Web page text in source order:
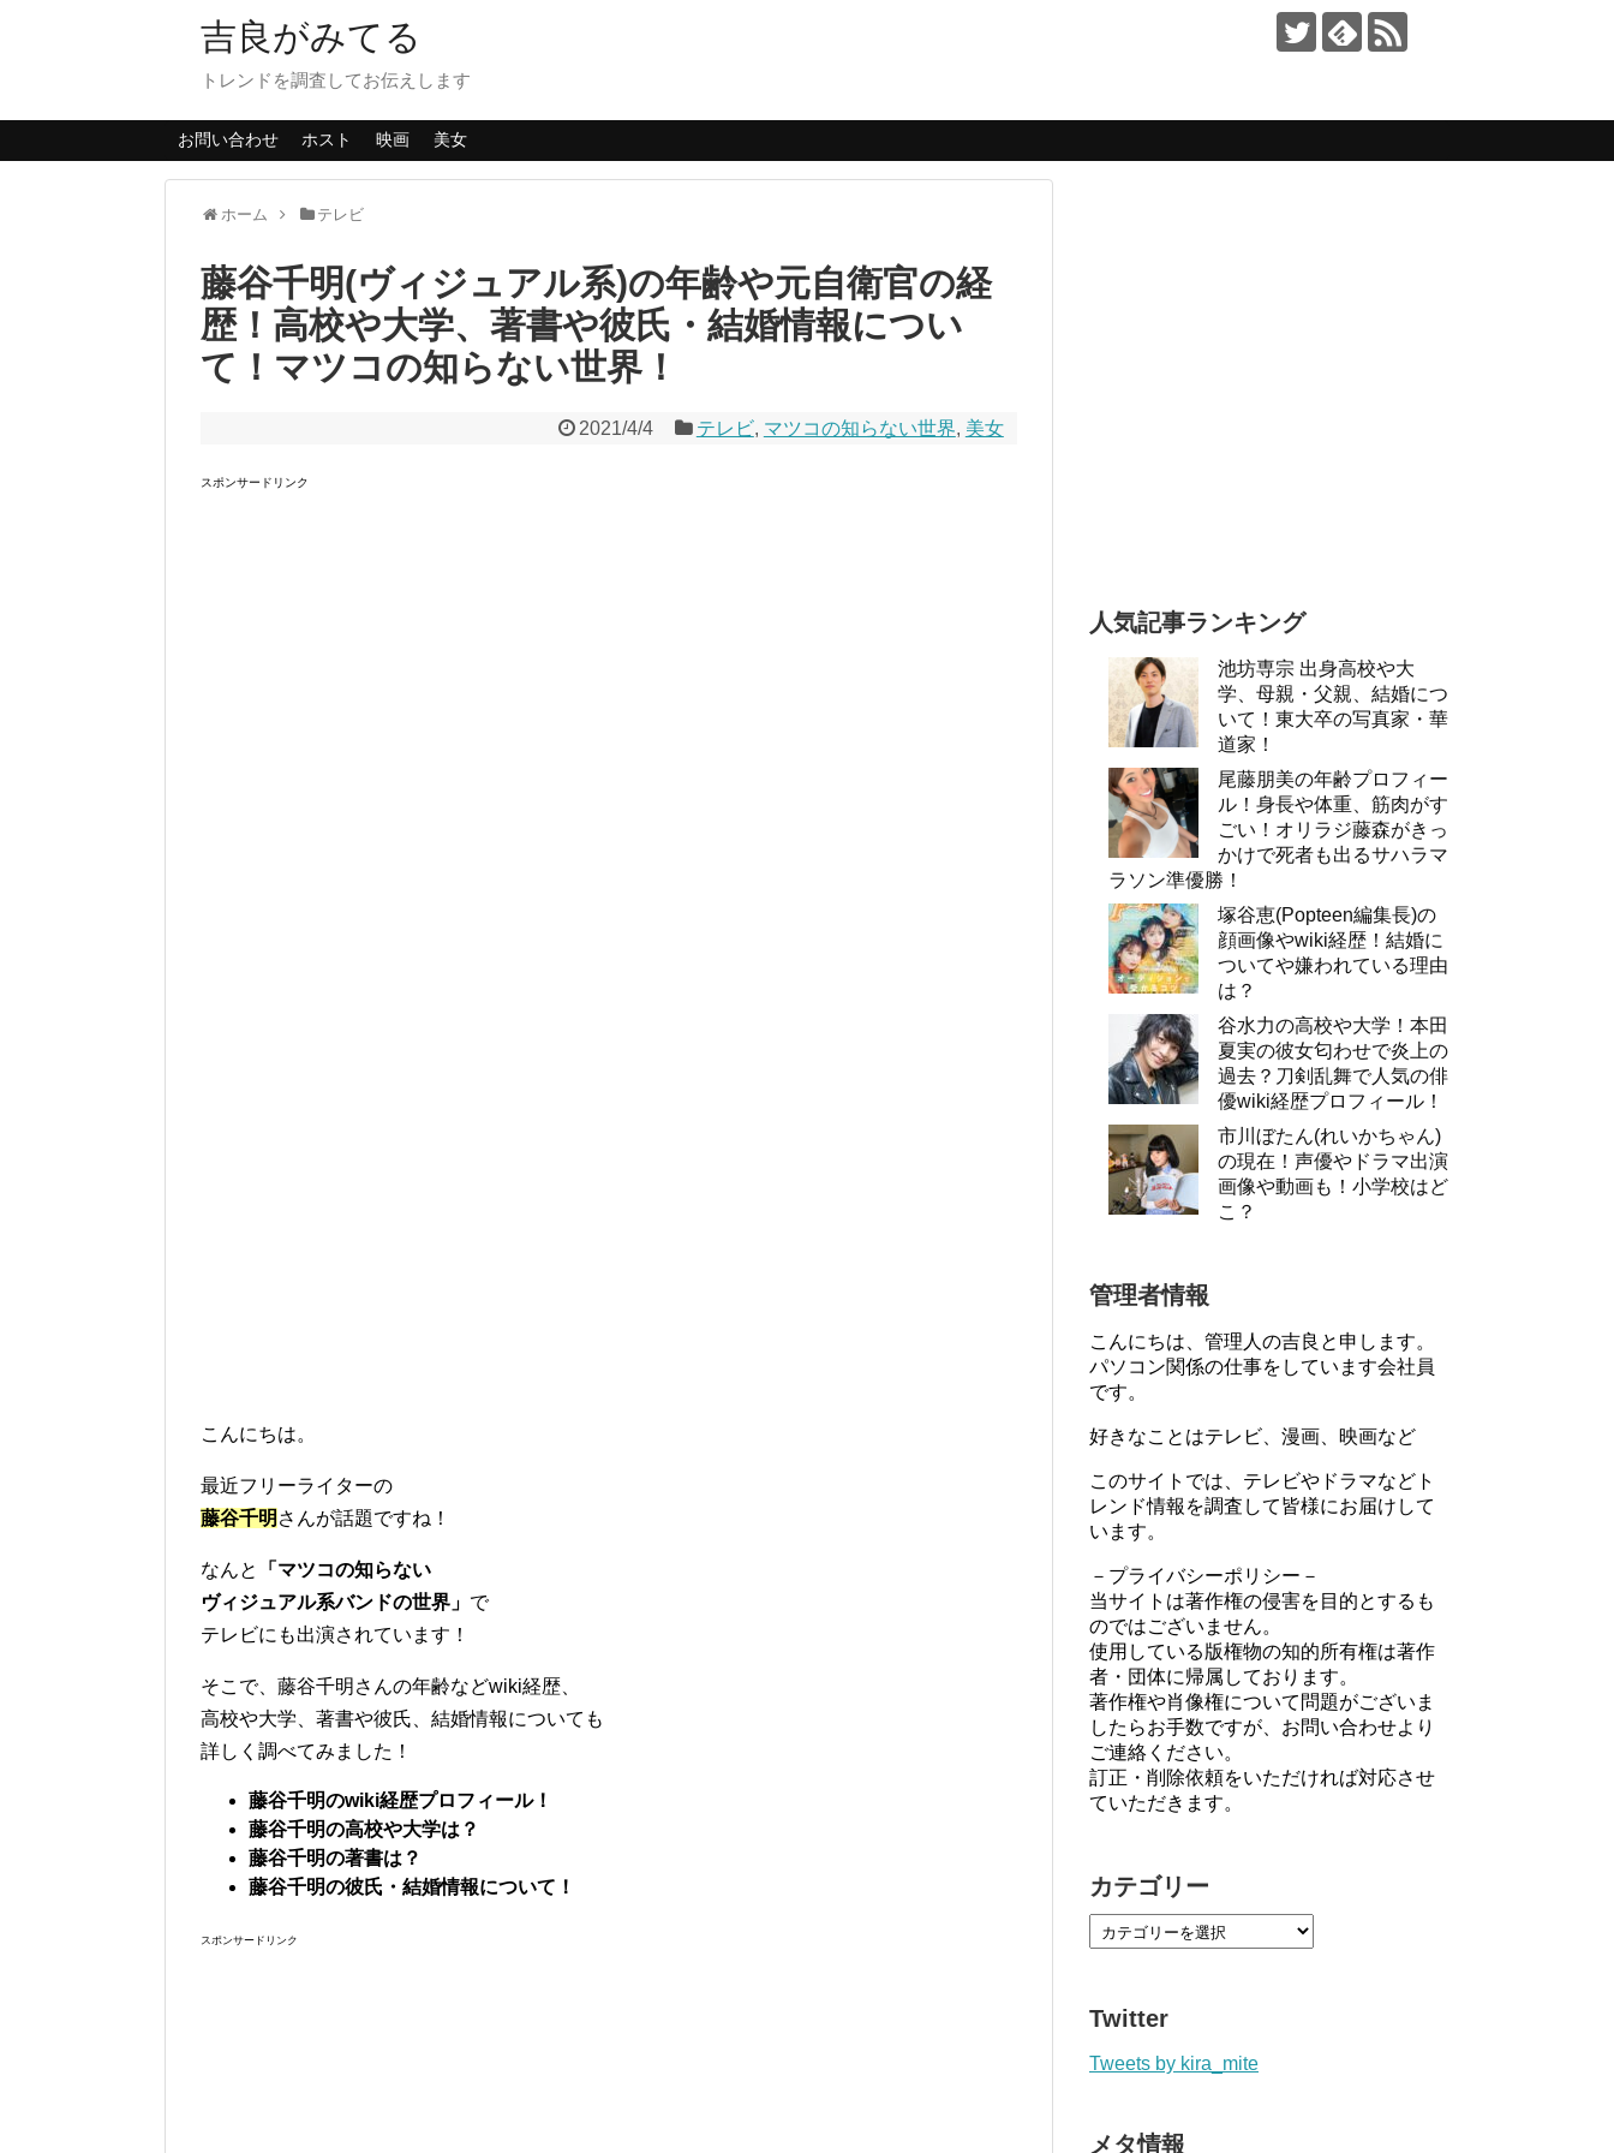
吉良がみてる
トレンドを調査してお伝えします
お問い合わせ ホスト 映画 美女
ホーム テレビ
藤谷千明(ヴィジュアル系)の年齢や元自衛官の経
歴！高校や大学、著書や彼氏・結婚情報につい
て！マツコの知らない世界！
2021/4/4 テレビ, マツコの知らない世界, 美女
スポンサードリンク
こんにちは。
最近フリーライターの
藤谷千明 さんが話題ですね！
なんと
「マツコの知らない
ヴィジュアル系バンドの世界」 で
テレビにも出演されています！
そこで、藤谷千明さんの年齢などwiki経歴、
高校や大学、著書や彼氏、結婚情報についても
詳しく調べてみました！
藤谷千明のwiki経歴プロフィール！
藤谷千明の高校や大学は？
藤谷千明の著書は？
藤谷千明の彼氏・結婚情報について！
スポンサードリンク
人気記事ランキング
池坊専宗 出身高校や大
学、母親・父親、結婚につ
いて！東大卒の写真家・華
道家！
尾藤朋美の年齢プロフィー
ル！身長や体重、筋肉がす
ごい！オリラジ藤森がきっ
かけで死者も出るサハラマ
ラソン準優勝！
塚谷恵(Popteen編集長)の
顔画像やwiki経歴！結婚に
ついてや嫌われている理由
は？
谷水力の高校や大学！本田
夏実の彼女匂わせで炎上の
過去？刀剣乱舞で人気の俳
優wiki経歴プロフィール！
市川ぼたん(れいかちゃん)
の現在！声優やドラマ出演
画像や動画も！小学校はど
こ？
管理者情報
こんにちは、管理人の吉良と申します。
パソコン関係の仕事をしています会社員
です。
好きなことはテレビ、漫画、映画など
このサイトでは、テレビやドラマなどト
レンド情報を調査して皆様にお届けして
います。
－プライバシーポリシー－
当サイトは著作権の侵害を目的とするも
のではございません。
使用している版権物の知的所有権は著作
者・団体に帰属しております。
著作権や肖像権について問題がございま
したらお手数ですが、お問い合わせより
ご連絡ください。
訂正・削除依頼をいただければ対応させ
ていただきます。
カテゴリー
Twitter
Tweets by kira_mite
メタ情報